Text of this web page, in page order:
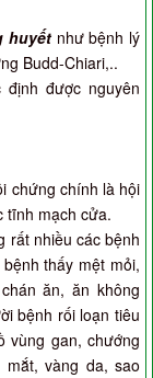
huyếtnhư bệnh lý
Budd-Chiari,..
được nguyên
chứng chính là hội
tĩnh mạch cửa.
rất nhiều các bệnh
thấy mệt mỏi,
ăn, ăn không
bệnh rối loạn tiêu
vùng gan, chướng
vàng da, sao